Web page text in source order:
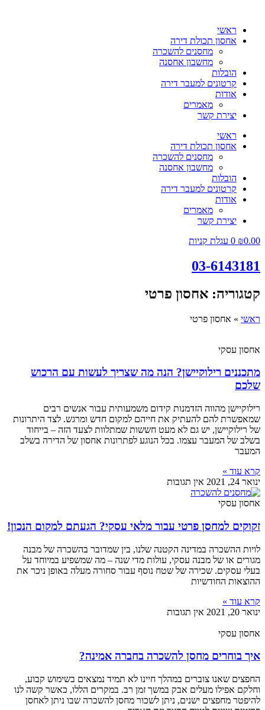
ראשי
אחסון תכולת דירה
מחסנים להשכרה
מחשבון אחסנה
הובלות
קרטונים למעבר דירה
אודות
מאמרים
יצירת קשר
ראשי
אחסון תכולת דירה
מחסנים להשכרה
מחשבון אחסנה
הובלות
קרטונים למעבר דירה
אודות
מאמרים
יצירת קשר
₪0.00
0 עגלת קניות
03-6143181
קטגוריה: אחסון פרטי
ראשי » אחסון פרטי
אחסון עסקי
מתכננים רילוקיישן? הנה מה שצריך לעשות עם הרכוש
שלכם
רילוקיישן מהווה הזדמנות קידום משמעותית עבור אנשים רבים
שמאפשרת להם להעתיק את חייהם למקום חדש ומרגש. לצד היתרונות
של רילוקיישן, יש גם לא מעט חששות שמתלוות לצעד הזה – בייחוד
בשלב של המעבר עצמו. בכל הנוגע לפתרונות אחסון של הדירה בשלב
המעבר
קרא עוד »
ינואר 24, 2021
אין תגובות
אחסון עסקי
זקוקים למחסן פרטי עבור מלאי עסקי? הגעתם למקום הנכון!
לויות ההשכרה במדינה הקטנה שלנו, בין שמדובר בהשכרה של מבנה
מגורים או של מבנה עסקי, עולות מדי שנה – מה שמשפיע במיוחד על
בעלי עסקים. שכירה של שטח נוסף עבור סחורה מעלה באופן ניכר את
ההוצאות החודשיות
קרא עוד »
ינואר 20, 2021
אין תגובות
אחסון עסקי
איך בוחרים מחסן להשכרה בחברה אמינה?
החפצים שאנו צוברים במהלך חיינו לא תמיד נמצאים בשימוש קבוע,
וחלקם אפילו מעלים אבק במשך זמן רב. במקרים הללו, כאשר קשה לנו
להיפטר מחפצים ישנים, ניתן לשכור מחסן להשכרה שבו ניתן לאחסן